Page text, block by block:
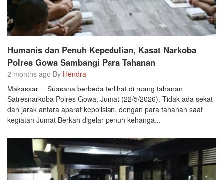
Humanis dan Penuh Kepedulian, Kasat Narkoba
Polres Gowa Sambangi Para Tahanan
2 months ago By Hendra
Makassar -- Suasana berbeda terlihat di ruang tahanan
Satresnarkoba Polres Gowa, Jumat (22/5/2026). Tidak ada sekat
dan jarak antara aparat kepolisian, dengan para tahanan saat
kegiatan Jumat Berkah digelar penuh kehanga...